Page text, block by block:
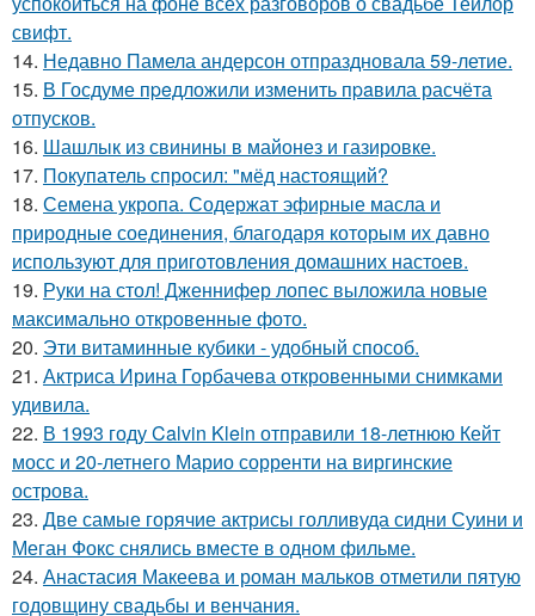
свифт.
14. Недавно Памела андерсон отпраздновала 59-летие.
15. В Госдуме пpeдложили изменить пpaвила расчёта
отпусков.
16. Шашлык из свинины в майонез и газировке.
17. Покупатель спросил: "мёд настоящий?
18. Семена укропа. Содержат эфирные масла и
природные соединения, благодаря которым их давно
используют для приготовления домашних настоев.
19. Руки на стол! Дженнифер лопес выложила новые
максимально откровенные фото.
20. Эти витаминные кубики - удобный способ.
21. Актриса Ирина Горбачева откровенными снимками
удивила.
22. В 1993 году Calvin Klein отправили 18-летнюю Кейт
мосс и 20-летнего Марио сорренти на виргинские
острова.
23. Две самые горячие актрисы голливуда сидни Суини и
Меган Фокс снялись вместе в одном фильме.
24. Анастасия Макеева и роман мальков отметили пятую
годовщину свадьбы и венчания.